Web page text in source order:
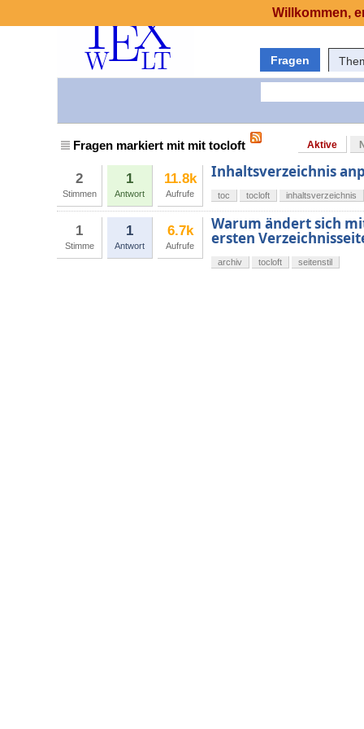
Fragen
Fragen markiert mit mit tocloft Aktive
2
Stimmen
1
Antwort
11.8k
Aufrufe
Inhaltsverzeichnis
toc tocloft inhaltsverzeichnis
1
Stimme
1
Antwort
6.7k
Aufrufe
Warum ändert sich
ersten
archiv tocloft seitenstil
Willkommen,